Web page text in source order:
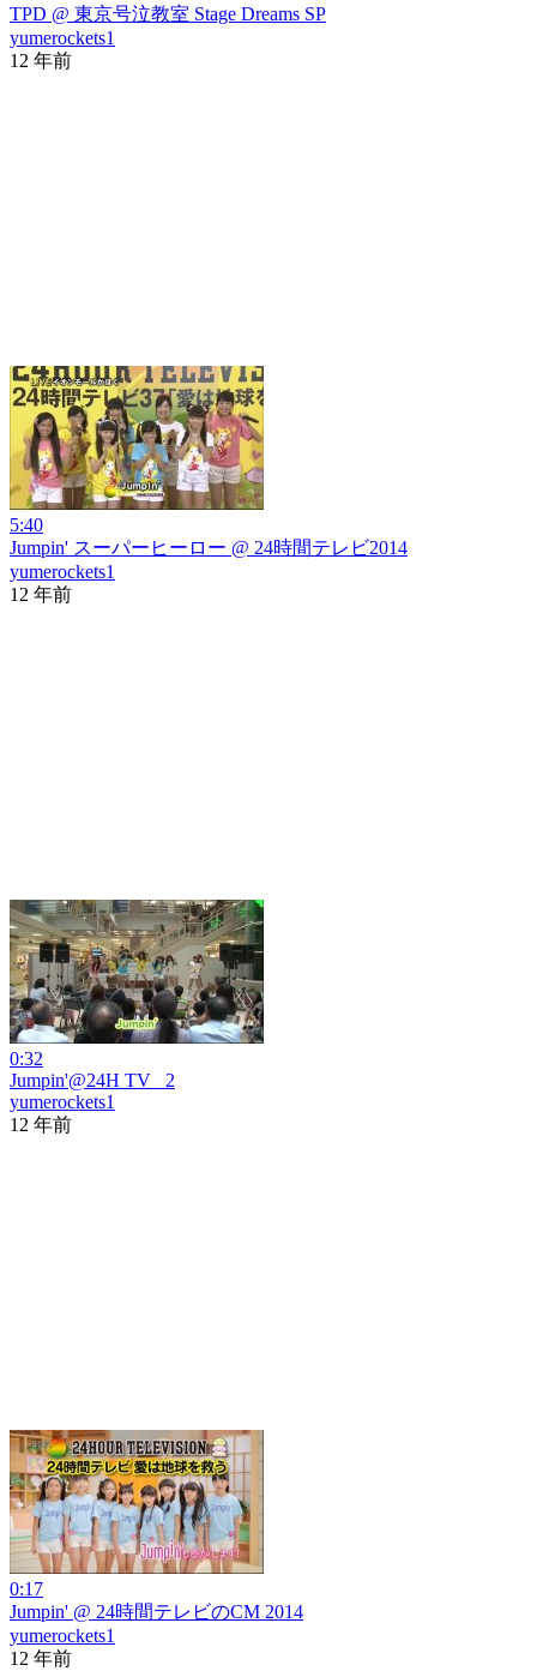
TPD @ 東京号泣教室 Stage Dreams SP
yumerockets1
12 年前
5:40
Jumpin' スーパーヒーロー @ 24時間テレビ2014
yumerockets1
12 年前
0:32
Jumpin'@24H TV _2
yumerockets1
12 年前
0:17
Jumpin' @ 24時間テレビのCM 2014
yumerockets1
12 年前